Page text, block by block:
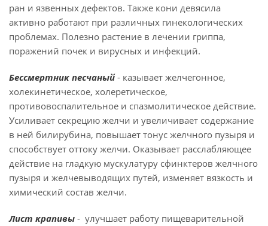
ран и язвенных дефектов. Также кони девясила
активно работают при различных гинекологических
проблемах. Полезно растение в лечении гриппа,
поражений почек и вирусных и инфекций.
Бессмертник песчаный- казывает желчегонное,
холекинетическое, холеретическое,
противовоспалительное и спазмолитическое действие.
Усиливает секрецию желчи и увеличивает содержание
в ней билирубина, повышает тонус желчного пузыря и
способствует оттоку желчи. Оказывает расслабляющее
действие на гладкую мускулатуру сфинктеров желчного
пузыря и желчевыводящих путей, изменяет вязкость и
химический состав желчи.
Лист крапивы - улучшает работу пищеварительной